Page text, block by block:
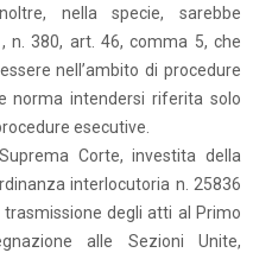
nella specie, sarebbe
n. 380, art. 46, comma 5, che
nell’ambito di procedure
norma intendersi riferita solo
esecutive.
Corte, investita della
interlocutoria n. 25836
degli atti al Primo
alle Sezioni Unite,